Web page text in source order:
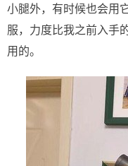
小腿外，有时候也会用
服，力度比我之前入手
用的。